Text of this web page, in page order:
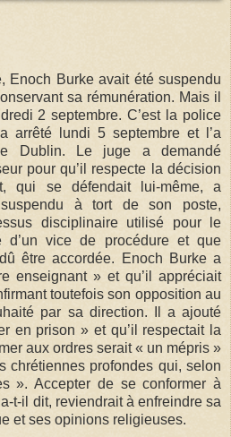
Enoch Burke avait été suspendu
sa rémunération. Mais il
2 septembre. C’est la police
arrêté lundi 5 septembre et l’a
Dublin. Le juge a demandé
pour qu’il respecte la décision
qui se défendait lui-même, a
à tort de son poste,
disciplinaire utilisé pour le
d’un vice de procédure et que
être accordée. Enoch Burke a
enseignant » et qu’il appréciait
toutefois son opposition au
par sa direction. Il a ajouté
en prison » et qu’il respectait la
aux ordres serait « un mépris »
chrétiennes profondes qui, selon
». Accepter de se conformer à
t-il dit, reviendrait à enfreindre sa
et ses opinions religieuses.